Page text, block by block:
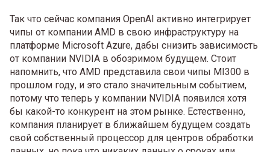
Так что сейчас компания OpenAI активно интегрирует
чипы от компании AMD в свою инфраструктуру на
платформе Microsoft Azure, дабы снизить зависимость
от компании NVIDIA в обозримом будущем. Стоит
напомнить, что AMD представила свои чипы MI300 в
прошлом году, и это стало значительным событием,
потому что теперь у компании NVIDIA появился хотя
бы какой-то конкурент на этом рынке. Естественно,
компания планирует в ближайшем будущем создать
свой собственный процессор для центров обработки